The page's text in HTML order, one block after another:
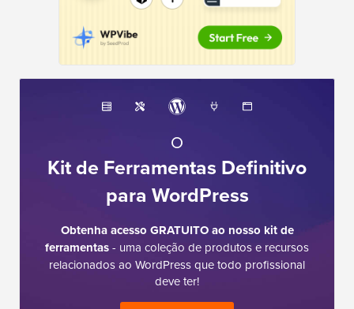
O
Kit de Ferramentas Definitivo
para WordPress
Obtenha acesso GRATUITO ao nosso kit de
ferramentas- uma coleção de produtos e recursos
relacionados ao WordPress que todo profissional
deve ter!